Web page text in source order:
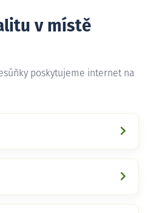
v místě
poskytujeme internet na